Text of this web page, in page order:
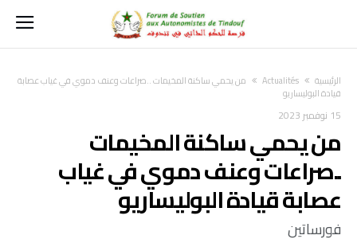
‫الرئيسية‬ Actualités
من يحمي ساكنة المخيمات ..صراعات وعنف دموي في غياب عصابة
قيادة البوليساريو
15 نوفمبر 2023
من يحمي ساكنة المخيمات
..صراعات وعنف دموي في غياب
عصابة قيادة البوليساريو
فورساتين